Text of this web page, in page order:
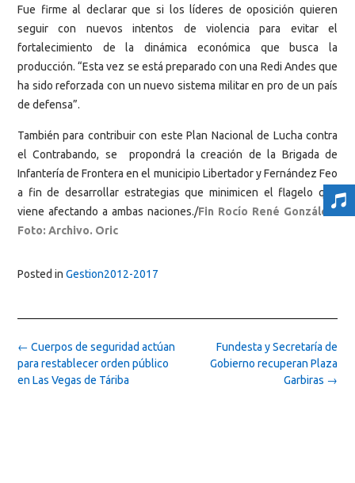
Fue firme al declarar que si los líderes de oposición quieren
seguir con nuevos intentos de violencia para evitar el
fortalecimiento de la dinámica económica que busca la
producción. “Esta vez se está preparado con una Redi Andes que
ha sido reforzada con un nuevo sistema militar en pro de un país
de defensa”.
También para contribuir con este Plan Nacional de Lucha contra
el Contrabando, se propondrá la creación de la Brigada de
Infantería de Frontera en el municipio Libertador y Fernández Feo
a fin de desarrollar estrategias que minimicen el flagelo que
viene afectando a ambas naciones./Fin Rocío René González.
Foto: Archivo. Oric
Posted in Gestion2012-2017
Post
navigation
Fundesta y Secretaría de
Gobierno recuperan Plaza
Garbiras →
← Cuerpos de seguridad actúan
para restablecer orden público
en Las Vegas de Táriba